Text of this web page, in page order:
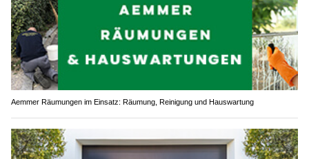
Aemmer Räumungen im Einsatz: Räumung, Reinigung und Hauswartung